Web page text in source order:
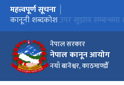
नेपाल सरकार
नेपाल कानून आयोग
नयाँ बानेश्वर, काठमाण्डौँ
मुख्य नेभिगेसनमा जानुहोस्
महत्त्वपूर्ण सूचना
कार्यालय स्थानान्तरण भएको सूचना ।
कानूनी शब्दकोश उपर सुझाव सम्बन्धमा ।
कानूनी शब्दकोश